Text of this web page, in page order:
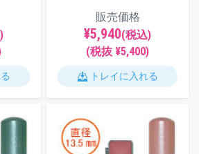
販売価格
¥5,940(税込)
(税抜 ¥5,400)
トレイに入れる